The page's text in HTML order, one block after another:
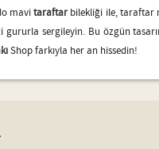
mavitaraftar bilekliği ile, taraftar
gururla sergileyin. Bu özgün
Shop farkıyla her an hissedin!